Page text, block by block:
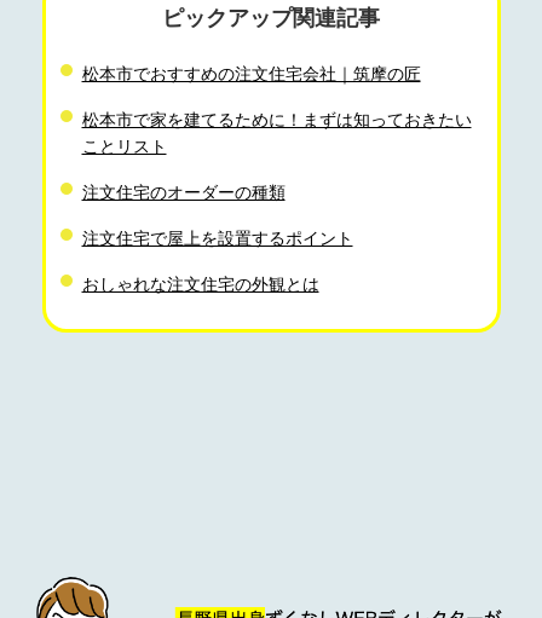
ピックアップ関連記事
松本市でおすすめの注文住宅会社｜筑摩の匠
松本市で家を建てるために！まずは知っておきたい
ことリスト
注文住宅のオーダーの種類
注文住宅で屋上を設置するポイント
おしゃれな注文住宅の外観とは